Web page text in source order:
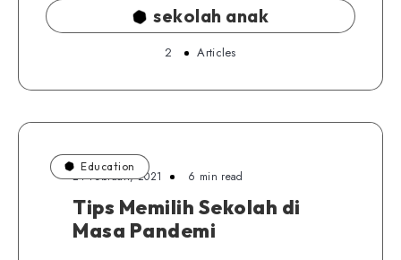
sekolah anak
2 Articles
Education
24 Februari, 2021 6 min read
Tips Memilih Sekolah di
Masa Pandemi